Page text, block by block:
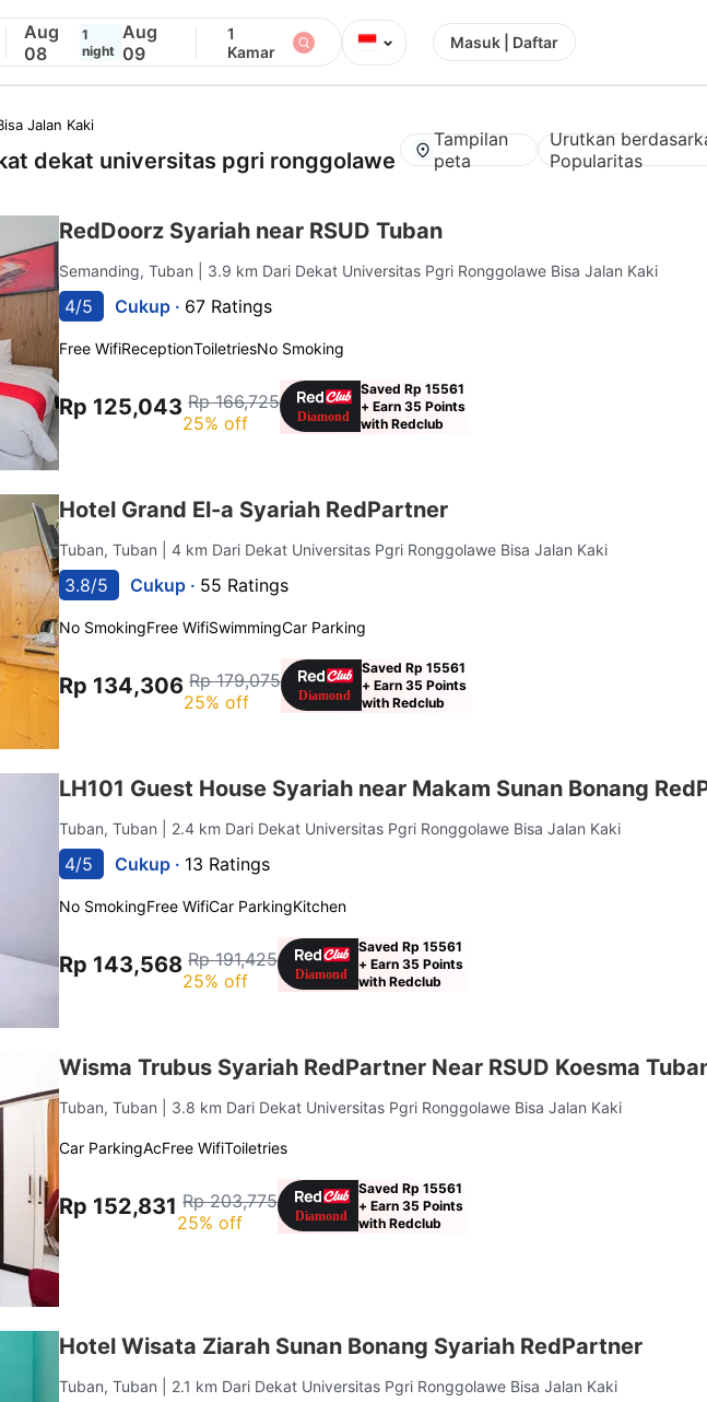
Aug
08
1
night
Aug
09
1
Kamar
⌄ Masuk | Daftar
Jalan Kaki
dekat universitas pgri ronggolawe
Tampilan
peta
Urutkan
Popularitas
RedDoorz Syariah near RSUD Tuban
Semanding, Tuban | 3.9 km Dari Dekat Universitas Pgri Ronggolawe Bisa Jalan Kaki
4/5 Cukup · 67 Ratings
Free WifiReceptionToiletriesNo Smoking
Rp 125,043 Rp 166,725
25% off
Saved Rp 15561
+ Earn 35 Points
with Redclub
Hotel Grand El-a Syariah RedPartner
Tuban, Tuban | 4 km Dari Dekat Universitas Pgri Ronggolawe Bisa Jalan Kaki
3.8/5 Cukup · 55 Ratings
No SmokingFree WifiSwimmingCar Parking
Rp 134,306 Rp 179,075
25% off
Saved Rp 15561
+ Earn 35 Points
with Redclub
LH101 Guest House Syariah near Makam Sunan Bonang
Tuban, Tuban | 2.4 km Dari Dekat Universitas Pgri Ronggolawe Bisa Jalan Kaki
4/5 Cukup · 13 Ratings
No SmokingFree WifiCar ParkingKitchen
Rp 143,568 Rp 191,425
25% off
Saved Rp 15561
+ Earn 35 Points
with Redclub
Wisma Trubus Syariah RedPartner Near RSUD Koesma
Tuban, Tuban | 3.8 km Dari Dekat Universitas Pgri Ronggolawe Bisa Jalan Kaki
Car ParkingAcFree WifiToiletries
Rp 152,831 Rp 203,775
25% off
Saved Rp 15561
+ Earn 35 Points
with Redclub
Hotel Wisata Ziarah Sunan Bonang Syariah RedPartner
Tuban, Tuban | 2.1 km Dari Dekat Universitas Pgri Ronggolawe Bisa Jalan Kaki